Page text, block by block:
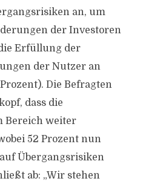
an, um
der Investoren
Erfüllung der
der Nutzer an
Die Befragten
dass die
Bereich weiter
52 Prozent nun
Übergangsrisiken
ab: „Wir stehen